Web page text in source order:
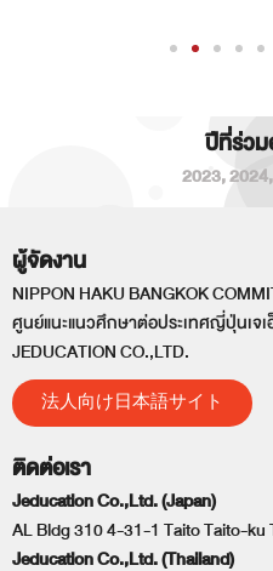
ปีที่ร่ว
2023,2024,
ผู้จัดงาน
NIPPON HAKU BANGKOK
ศูนย์แนะแนวศึกษาต่อประเทศญี่ปุ่นเจ
JEDUCATION CO.,LTD.
法人向け日本語サイト
ติดต่อเรา
Jeducation Co.,Ltd. (Japan)
AL Bldg 310 4-31-1 Taito Taito-
Jeducation Co.,Ltd. (Thailand)